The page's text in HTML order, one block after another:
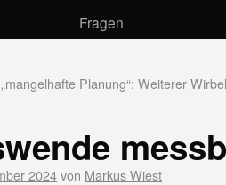
Fragen
Planung“: Weiterer
2024von Markus Wiest